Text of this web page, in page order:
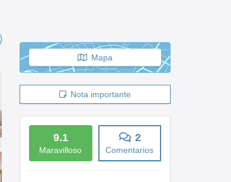
Mapa
Nota importante
9.1
Maravilloso
2
Comentarios